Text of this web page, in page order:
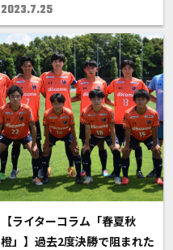
2023.7.25
【ライターコラム「春夏秋
橙」】過去2度決勝で阻まれた